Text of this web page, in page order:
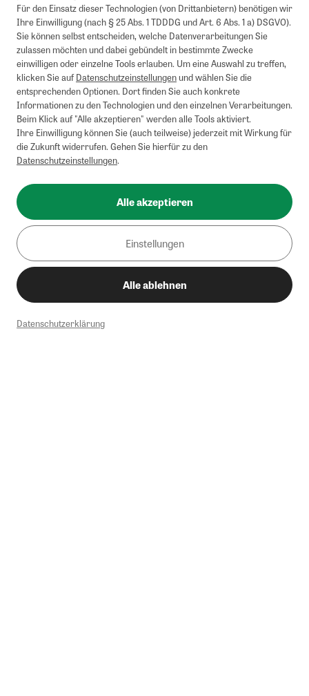
Für den Einsatz dieser Technologien (von Drittanbietern) benötigen wir
Ihre Einwilligung (nach § 25 Abs. 1 TDDDG und Art. 6 Abs. 1 a) DSGVO).
Sie können selbst entscheiden, welche Datenverarbeitungen Sie
zulassen möchten und dabei gebündelt in bestimmte Zwecke
einwilligen oder einzelne Tools erlauben. Um eine Auswahl zu treffen,
klicken Sie aufDatenschutzeinstellungenund wählen Sie die
entsprechenden Optionen. Dort finden Sie auch konkrete
Informationen zu den Technologien und den einzelnen Verarbeitungen.
Beim Klick auf "Alle akzeptieren" werden alle Tools aktiviert.
Ihre Einwilligung können Sie (auch teilweise) jederzeit mit Wirkung für
die Zukunft widerrufen. Gehen Sie hierfür zu den
Datenschutzeinstellungen.
Alle akzeptieren
Einstellungen
Alle ablehnen
Datenschutzerklärung